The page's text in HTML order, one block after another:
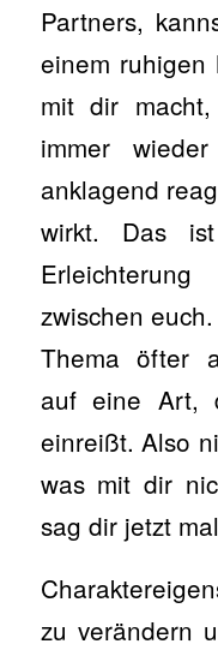
Partners,
einem ruhigen
mit dir
immer
anklagend
wirkt. Das
zwischen
Thema öfter
auf eine Art,
einreißt. Also
was mit dir
sag dir jetzt
zu verändern